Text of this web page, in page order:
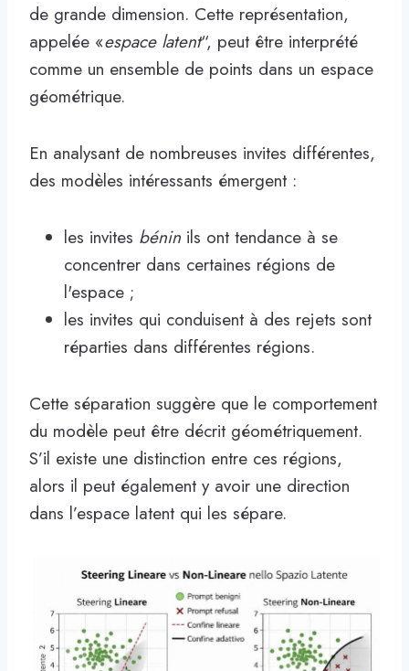
de grande dimension. Cette représentation,
appelée «espace latent“, peut être interprété
comme un ensemble de points dans un espace
géométrique.
En analysant de nombreuses invites différentes,
des modèles intéressants émergent :
les invites bénin ils ont tendance à se
concentrer dans certaines régions de
l'espace ;
les invites qui conduisent à des rejets sont
réparties dans différentes régions.
Cette séparation suggère que le comportement
du modèle peut être décrit géométriquement.
S’il existe une distinction entre ces régions,
alors il peut également y avoir une direction
dans l’espace latent qui les sépare.